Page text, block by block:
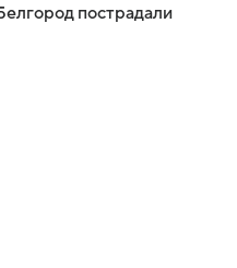
пострадали